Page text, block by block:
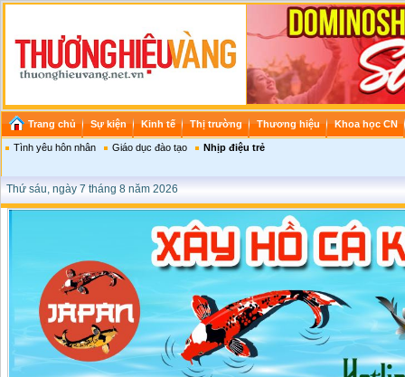
Trang chủ Sự kiện Kinh tế Thị trường Thương hiệu Khoa học CN
Tình yêu hôn nhân Giáo dục đào tạo Nhịp điệu trẻ
Thứ sáu, ngày 7 tháng 8 năm 2026